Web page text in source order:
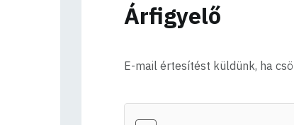
Árfigyelő
E-mail értesítést küldünk, ha